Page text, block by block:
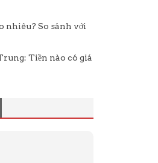
nhiêu? So sánh với
Tiền nào có giá